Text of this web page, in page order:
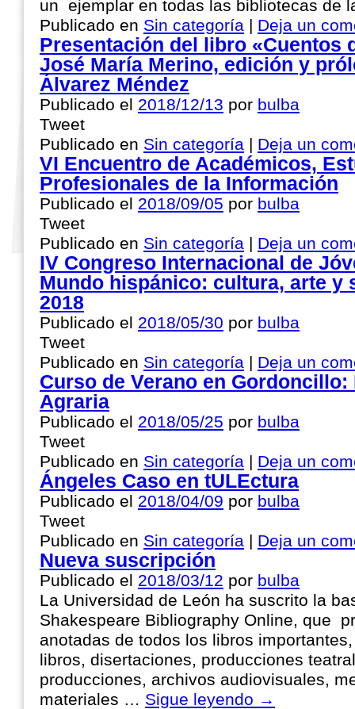
un ejemplar en todas las bibliotecas de
Publicado en Sin categoría | Deja un
Presentación del libro «Cuentos
José María Merino, edición y
Álvarez Méndez
Publicado el 2018/12/13 por bulba
Tweet
Publicado en Sin categoría | Deja un
VI Encuentro de Académicos,
Profesionales de la Información
Publicado el 2018/09/05 por bulba
Tweet
Publicado en Sin categoría | Deja un
IV Congreso Internacional de
Mundo hispánico: cultura, arte y
2018
Publicado el 2018/05/30 por bulba
Tweet
Publicado en Sin categoría | Deja un
Curso de Verano en
Agraria
Publicado el 2018/05/25 por bulba
Tweet
Publicado en Sin categoría | Deja un
Ángeles Caso en tULEctura
Publicado el 2018/04/09 por bulba
Tweet
Publicado en Sin categoría | Deja un
Nueva suscripción
Publicado el 2018/03/12 por bulba
La Universidad de León ha suscrito la
Shakespeare Bibliography Online, que
anotadas de todos los libros
libros, disertaciones, producciones
producciones, archivos audiovisuales,
materiales … Sigue leyendo →